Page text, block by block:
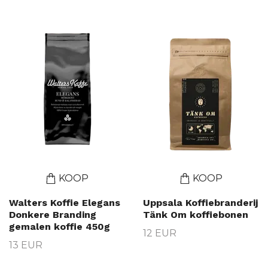
KOOP
Walters Koffie Elegans
Donkere Branding
gemalen koffie 450g
13 EUR
KOOP
Uppsala Koffiebranderij
Tänk Om koffiebonen
12 EUR